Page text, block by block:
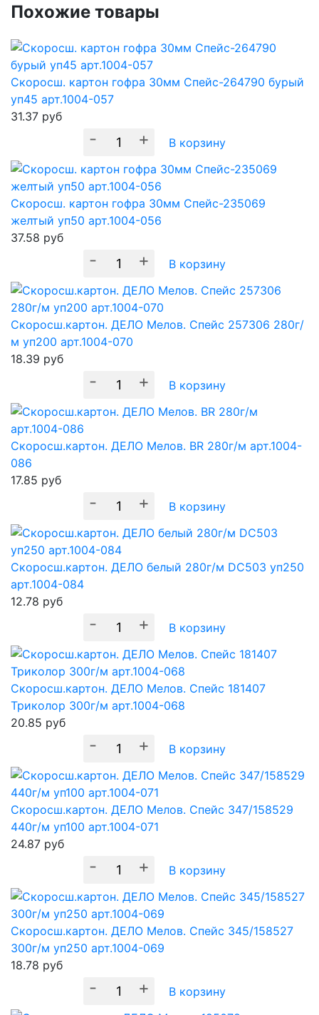
Похожие товары
Скоросш. картон гофра 30мм Спейс-264790 бурый
уп45 арт.1004-057
31.37 руб
- + В корзину
Скоросш. картон гофра 30мм Спейс-235069
желтый уп50 арт.1004-056
37.58 руб
- + В корзину
Скоросш.картон. ДЕЛО Мелов. Спейс 257306 280г/
м уп200 арт.1004-070
18.39 руб
- + В корзину
Скоросш.картон. ДЕЛО Мелов. BR 280г/м арт.1004-
086
17.85 руб
- + В корзину
Скоросш.картон. ДЕЛО белый 280г/м DC503 уп250
арт.1004-084
12.78 руб
- + В корзину
Скоросш.картон. ДЕЛО Мелов. Спейс 181407
Триколор 300г/м арт.1004-068
20.85 руб
- + В корзину
Скоросш.картон. ДЕЛО Мелов. Спейс 347/158529
440г/м уп100 арт.1004-071
24.87 руб
- + В корзину
Скоросш.картон. ДЕЛО Мелов. Спейс 345/158527
300г/м уп250 арт.1004-069
18.78 руб
- + В корзину